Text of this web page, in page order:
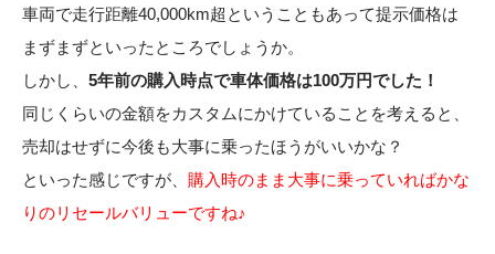
車両で走行距離40,000km超ということもあって提示価格は
まずまずといったところでしょうか。
しかし、 5年前の購入時点で車体価格は100万円でした！
同じくらいの金額をカスタムにかけていることを考えると、
売却はせずに今後も大事に乗ったほうがいいかな？
といった感じですが、 購入時のまま大事に乗っていればかな
りのリセールバリューですね♪